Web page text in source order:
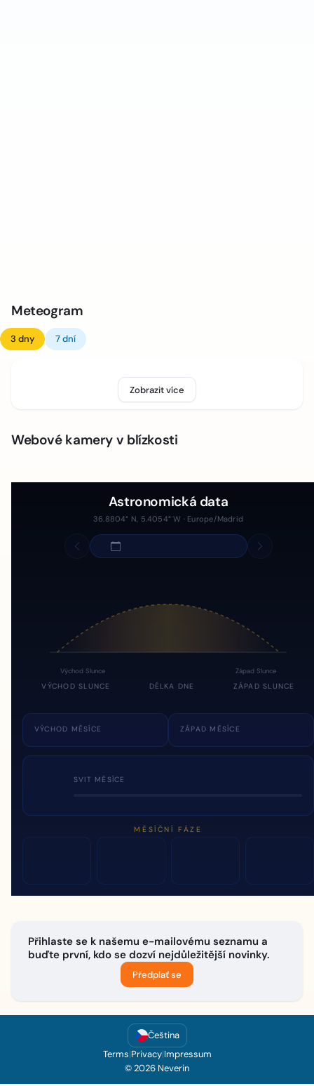
Meteogram
3 dny 7 dní
Zobrazit více
Webové kamery v blízkosti
Astronomická data
36.8804° N, 5.4054° W · Europe/Madrid
Východ Slunce Západ Slunce
VÝCHOD SLUNCE DÉLKA DNE ZÁPAD SLUNCE
VÝCHOD MĚSÍCE ZÁPAD MĚSÍCE
SVIT MĚSÍCE
MĚSÍČNÍ FÁZE
Přihlaste se k našemu e-mailovému seznamu a
buďte první, kdo se dozví nejdůležitější novinky.
Předplať se
Čeština
Terms|Privacy|Impressum
© 2026 Neverin